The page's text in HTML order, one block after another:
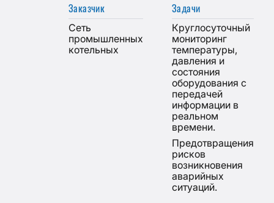
Заказчик
Сеть
промышленных
котельных
Задачи
Круглосуточный
мониторинг
температуры,
давления и
состояния
оборудования с
передачей
информации в
реальном
времени.
Предотвращения
рисков
возникновения
аварийных
ситуаций.